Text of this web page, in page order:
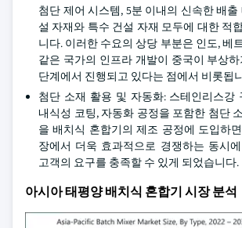
첨단 제어 시스템, 5분 이내의 신속한 배출
설 자재와 특수 건설 자재 모두에 대한 적
니다. 이러한 수요의 상당 부분은 인도, 베
같은 국가의 인프라 개발이 중국이 부상
단계에서 진행되고 있다는 점에서 비롯됩
첨단 소재 활용 및 자동화: 스테인리스강
내식성 코팅, 자동화 공정을 포함한 첨단
을 배치식 혼합기의 제조 공정에 도입하
장에서 더욱 효과적으로 경쟁하는 동시
고객의 요구를 충족할 수 있게 되었습니다.
아시아 태평양 배치식 혼합기 시장 분석